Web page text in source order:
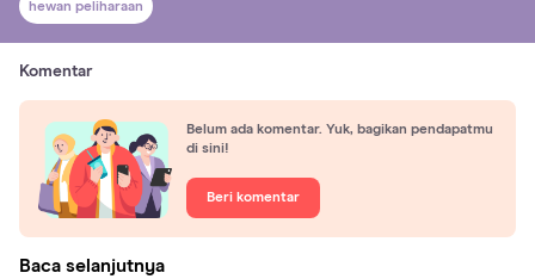
hewan peliharaan
Komentar
Belum ada komentar. Yuk, bagikan pendapatmu
di sini!
Beri komentar
Baca selanjutnya